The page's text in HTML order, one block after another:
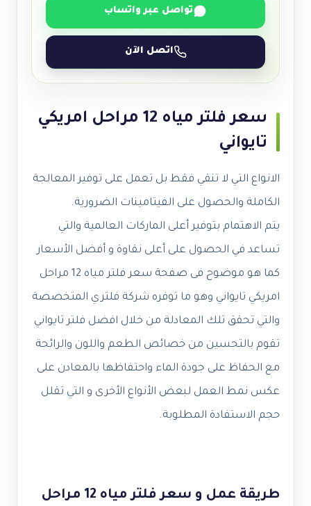
تواصل عبر واتساب
اتصل الآن
سعر فلتر مياه 12 مراحل امريكي
تايواني
الانواع التي لا تنقي فقط بل تعمل على توفير المعالجة
الكاملة والحصول على الفيتامينات الضرورية.
يتم الاهتمام بتوفير أعلى الماركات العالمية والتي
تساعد في الحصول على أعلى نقاوة و أفضل الأسعار
كما هو موضوح فى صفحة سعر فلتر مياه 12 مراحل
امريكي تايواني وهو ما توفره شركة فلتري المتخصصة
والتي تحقق تلك المعادلة من خلال افضل فلتر تايواني
تقوم بالتحسين من خصائص الطعم واللون والرائحة
مع الحفاظ على جودة الماء واحتفاظها بالمعادن على
عكس نمط العمل لبعض الأنواع الأخرى و التي تقلل
حجم الاستفادة المطلوبة.
طريقة عمل و سعر فلتر مياه 12 مراحل